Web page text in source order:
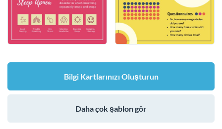
Bilgi Kartlarınızı Oluşturun
Daha çok şablon gör